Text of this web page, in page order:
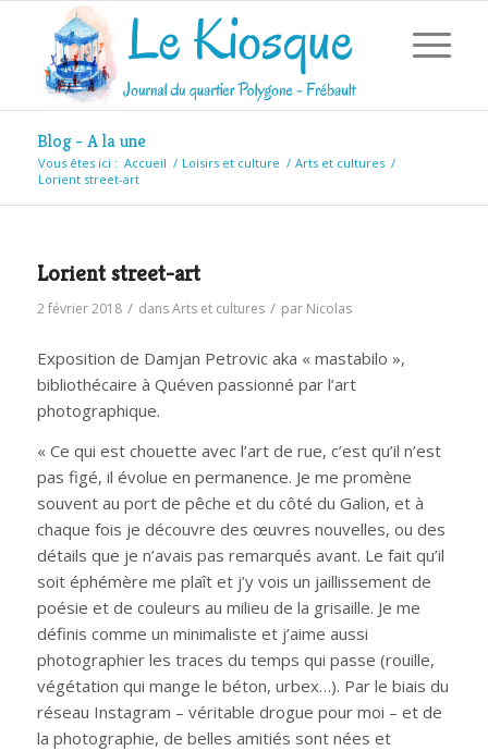
Blog - A la une
Vous êtes ici : Accueil / Loisirs et culture / Arts et cultures /
Lorient street-art
Lorient street-art
2 février 2018 / dansArts et cultures / par Nicolas
Exposition de Damjan Petrovic aka « mastabilo »,
bibliothécaire à Quéven passionné par l’art
photographique.
« Ce qui est chouette avec l’art de rue, c’est qu’il n’est
pas figé, il évolue en permanence. Je me promène
souvent au port de pêche et du côté du Galion, et à
chaque fois je découvre des œuvres nouvelles, ou des
détails que je n’avais pas remarqués avant. Le fait qu’il
soit éphémère me plaît et j’y vois un jaillissement de
poésie et de couleurs au milieu de la grisaille. Je me
définis comme un minimaliste et j’aime aussi
photographier les traces du temps qui passe (rouille,
végétation qui mange le béton, urbex…). Par le biais du
réseau Instagram – véritable drogue pour moi – et de
la photographie, de belles amitiés sont nées et